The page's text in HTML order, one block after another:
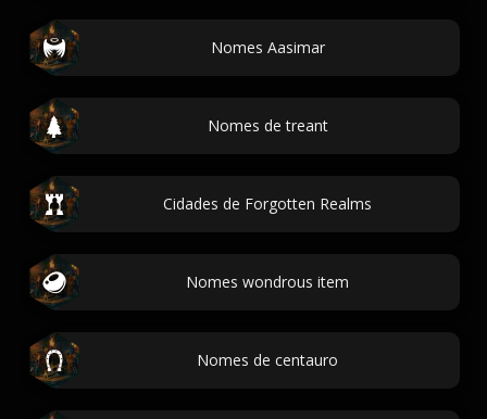
Nomes Aasimar
Nomes de treant
Cidades de Forgotten Realms
Nomes wondrous item
Nomes de centauro